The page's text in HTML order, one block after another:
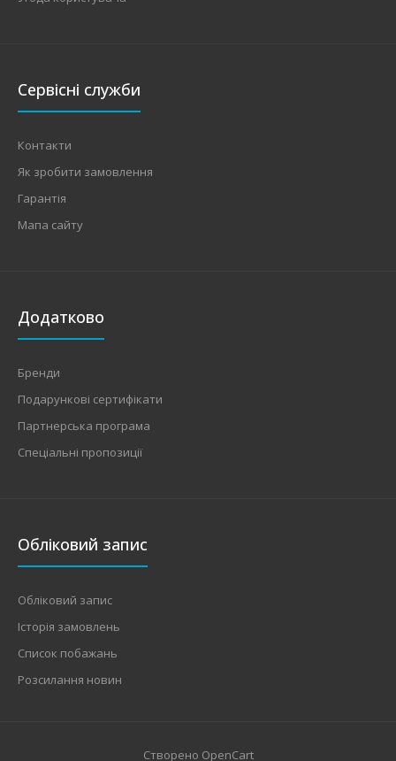
Сервісні служби
Контакти
Як зробити замовлення
Гарантія
Мапа сайту
Додатково
Бренди
Подарункові сертифікати
Партнерська програма
Спеціальні пропозиції
Обліковий запис
Обліковий запис
Історія замовлень
Список побажань
Розсилання новин
Створено OpenCart